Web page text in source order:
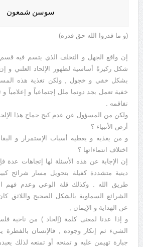
سوسن شمعون
(و ما قدروا الله حق قدره)
إن واقع الجهل و التخلف الذي يتسم فيه
شكل ركيزةً أساسية لظهور الإلحاد العلني و
بشكل خفي و خجول , ولكن تغذية هذه
خفية تعمل بجد دونما ملل إجتماعياً و إعلامياً و
تفاقمه .
ولكن من المسؤول عن عدم كبح جماح هذا
أرض الأنبياء ؟
و من يغذيه و يعطيه أسباب الإستمرار و
اختلاف انتماءاتها ؟
إن الإجابة عن هذه الأسئلة لها إتجاهات عدة
دينية متشددة كفيلة بتحويل مسار شرائح
طريق الله . وكذلك قلة الوعي وعدم فهم
الشرائع السماوية بالشكل الصحيح واللائق كان
عن الهداية و الإيمان ,
و إذا عدنا لمعنى كلمة (إلحاد ) من ناحية
الشيء ثم إنكار وجوده , فالإنسان
جبارة تهيمن عليه و تمنحه أو تمنعه لذلك